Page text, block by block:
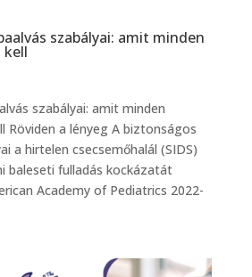
szabályai: amit minden
kell
szabályai: amit minden
Röviden a lényeg A biztonságos
a hirtelen csecsemőhalál (SIDS)
baleseti fulladás kockázatát
Academy of Pediatrics 2022-